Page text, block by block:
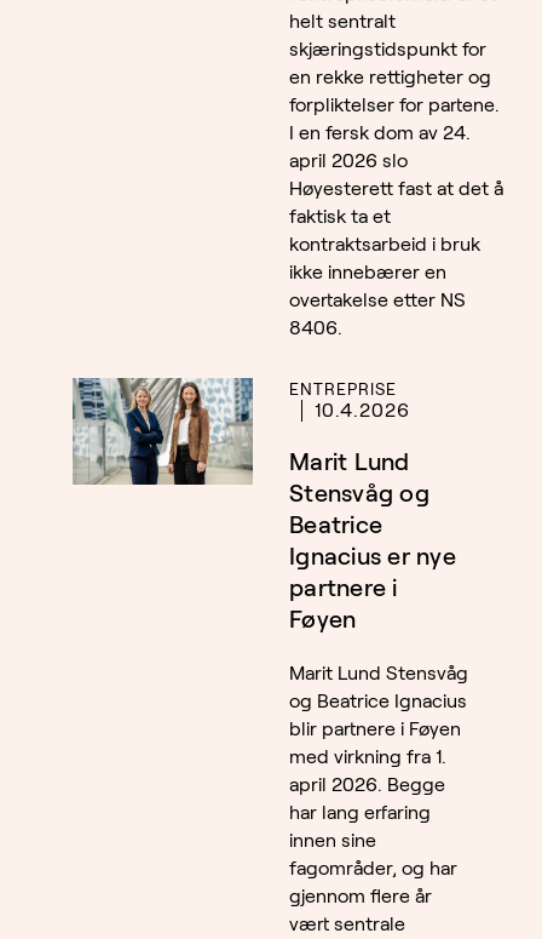
helt sentralt
skjæringstidspunkt for
en rekke rettigheter og
forpliktelser for partene.
I en fersk dom av 24.
april 2026 slo
Høyesterett fast at det å
faktisk ta et
kontraktsarbeid i bruk
ikke innebærer en
overtakelse etter NS
8406.
ENTREPRISE
10.4.2026
Marit Lund
Stensvåg og
Beatrice
Ignacius er nye
partnere i
Føyen
Marit Lund Stensvåg
og Beatrice Ignacius
blir partnere i Føyen
med virkning fra 1.
april 2026. Begge
har lang erfaring
innen sine
fagområder, og har
gjennom flere år
vært sentrale